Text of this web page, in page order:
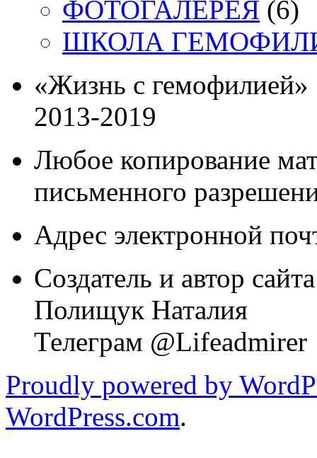
ФОТОГАЛЕРЕЯ (6)
ШКОЛА
«Жизнь с гемофилией»
2013-2019
Любое копирование
письменного
Адрес электронной
Создатель и автор сайта
Полищук Наталия
Телеграм @Lifeadmirer
Proudly powered by
WordPress.com.